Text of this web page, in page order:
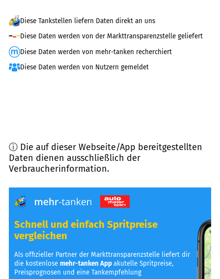
Diese Tankstellen liefern Daten direkt an uns
Diese Daten werden von der Markttransparenzstelle geliefert
Diese Daten werden von mehr-tanken recherchiert
Diese Daten werden von Nutzern gemeldet
ⓘ Die auf dieser Webseite/App bereitgestellten
Daten dienen ausschließlich der
Verbraucherinformation.
Schnell und einfach Spritpreise
vergleichen
Als offizieller Partner der Markttransparenzstelle liefert dir
die kostenlosemehr-tanken Appakutelle Spritpreise,
Preisprognosen und eine Tankempfehlung